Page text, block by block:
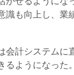
識も向上し、業
会計システムに
ようになった。